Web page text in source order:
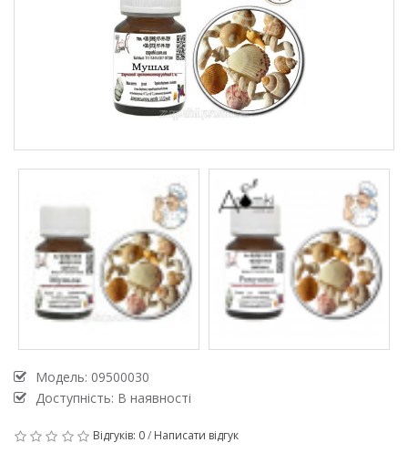
Модель: 09500030
Доступність: В наявності
Відгуків: 0/ Написати відгук